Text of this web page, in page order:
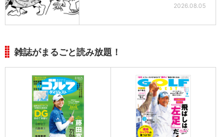
2026.08.05
雑誌がまるごと読み放題！